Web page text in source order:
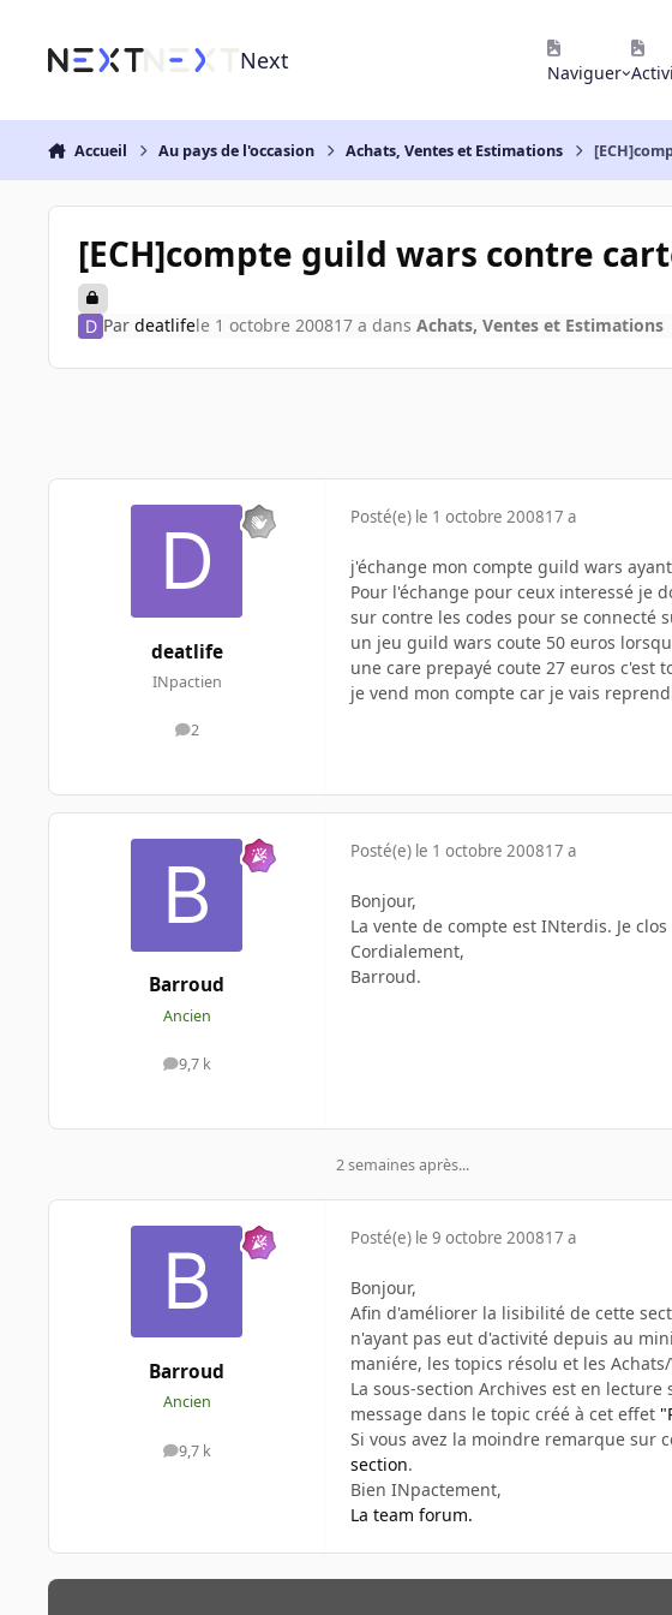
Next Naviguer
Accueil Au pays de l'occasion Achats, Ventes et Estimations
[ECH]compte guild wars contre
Par deatlifele 1 octobre 200817 a dans Achats, Ventes et Estimations
deatlife
INpactien
2
messages
Posté(e) le 1 octobre 200817 a
j'échange mon compte guild wars
Pour l'échange pour ceux interessé je
sur contre les codes pour se connecté
un jeu guild wars coute 50 euros
une care prepayé coute 27 euros c'est
je vend mon compte car je vais
Barroud
Ancien
9,7 k
messages
Posté(e) le 1 octobre 200817 a
Bonjour,
La vente de compte est INterdis. Je
Cordialement,
Barroud.
2 semaines après...
Barroud
Ancien
9,7 k
messages
Posté(e) le 9 octobre 200817 a
Bonjour,
Afin d'améliorer la lisibilité de cette
n'ayant pas eut d'activité depuis au
maniére, les topics résolu et les
La sous-section Archives est en
message dans le topic créé à cet effet
Si vous avez la moindre remarque sur
section.
Bien INpactement,
La team forum.